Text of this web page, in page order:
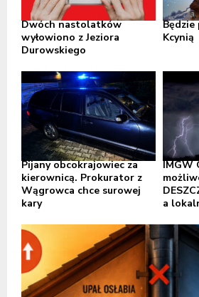
Dwóch nastolatków
wyłowiono z Jeziora
Durowskiego
Będzie
Kcynią
Pijany obcokrajowiec za
kierownicą. Prokurator z
Wągrowca chce surowej
kary
IMGW
a